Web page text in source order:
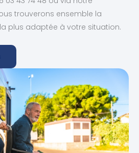
trouverons ensemble la
plus adaptée à votre situation.